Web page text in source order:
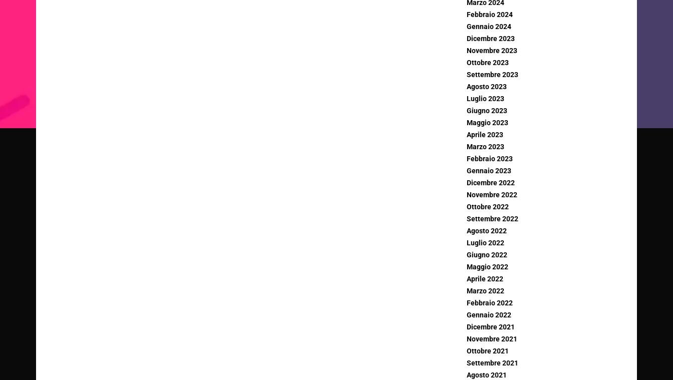
Marzo 2024
Febbraio 2024
Gennaio 2024
Dicembre 2023
Novembre 2023
Ottobre 2023
Settembre 2023
Agosto 2023
Luglio 2023
Giugno 2023
Maggio 2023
Aprile 2023
Marzo 2023
Febbraio 2023
Gennaio 2023
Dicembre 2022
Novembre 2022
Ottobre 2022
Settembre 2022
Agosto 2022
Luglio 2022
Giugno 2022
Maggio 2022
Aprile 2022
Marzo 2022
Febbraio 2022
Gennaio 2022
Dicembre 2021
Novembre 2021
Ottobre 2021
Settembre 2021
Agosto 2021